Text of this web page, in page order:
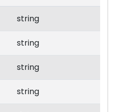
string
string
string
string